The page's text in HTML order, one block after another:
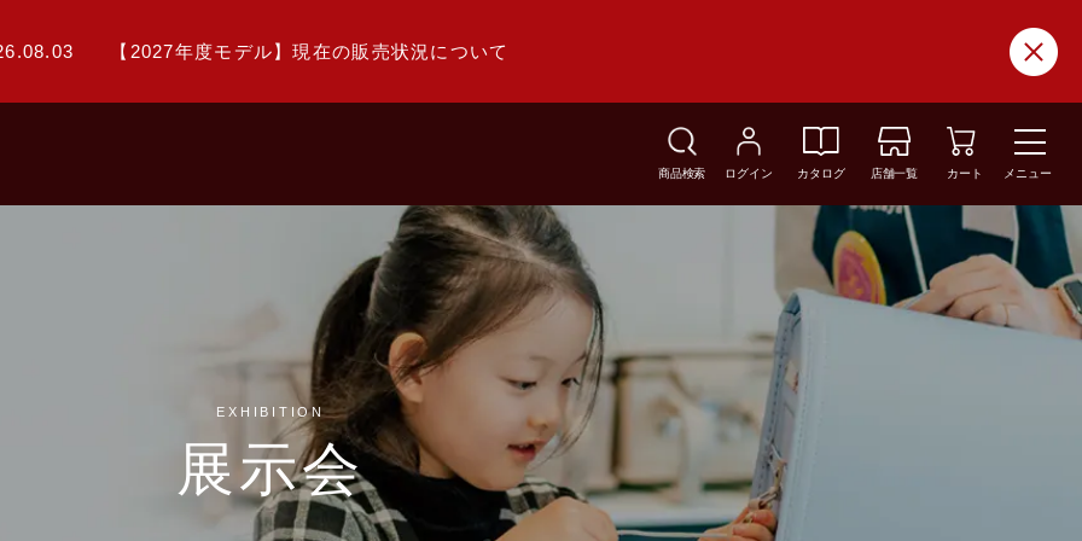
【2027年度モデル】現在の販売状況について
商品検索 ログイン カタログ 店舗一覧 カート メニュー
EXHIBITION
展示会